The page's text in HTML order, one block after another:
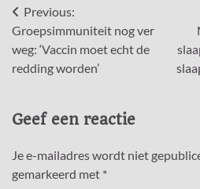
Bericht
navigatie
Previous:
Groepsimmuniteit nog ver
weg: ‘Vaccin moet echt de
redding worden’
Geef een reactie
Je e-mailadres wordt niet
gemarkeerd met *